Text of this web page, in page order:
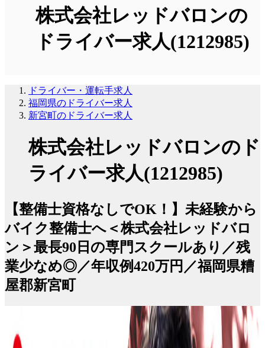
株式会社レッドバロンの
ドライバー求人(1212985)
ドライバー・運転手求人
福岡県のドライバー求人
新宮町のドライバー求人
株式会社レッドバロンのド
ライバー求人(1212985)
【整備士資格なしでOK！】未経験から
バイク整備士へ＜株式会社レッドバロ
ン＞最長90日の専門スクールあり／残
業少なめ◎／年収例420万円／福岡県糟
屋郡新宮町